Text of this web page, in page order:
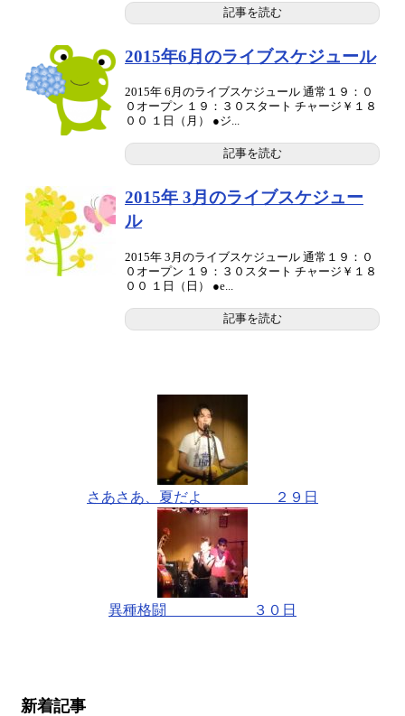
記事を読む
2015年6月のライブスケジュール
2015年 6月のライブスケジュール 通常１９：０
０オープン １９：３０スタート チャージ￥１８
００ １日（月） ●ジ...
記事を読む
2015年 3月のライブスケジュー
ル
2015年 3月のライブスケジュール 通常１９：０
０オープン １９：３０スタート チャージ￥１８
００ １日（日） ●e...
記事を読む
さあさあ、夏だよ ２９日
異種格闘 ３０日
新着記事